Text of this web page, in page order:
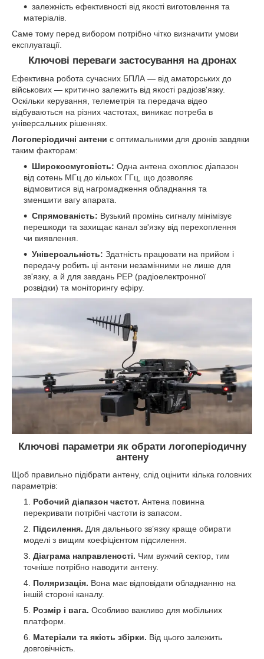
залежність ефективності від якості виготовлення та
матеріалів.
Саме тому перед вибором потрібно чітко визначити умови
експлуатації.
Ключові переваги застосування на дронах
Ефективна робота сучасних БПЛА — від аматорських до
військових — критично залежить від якості радіозв'язку.
Оскільки керування, телеметрія та передача відео
відбуваються на різних частотах, виникає потреба в
універсальних рішеннях.
Логоперіодичні антени є оптимальними для дронів завдяки
таким факторам:
Широкосмуговість: Одна антена охоплює діапазон
від сотень МГц до кількох ГГц, що дозволяє
відмовитися від нагромадження обладнання та
зменшити вагу апарата.
Спрямованість: Вузький промінь сигналу мінімізує
перешкоди та захищає канал зв'язку від перехоплення
чи виявлення.
Універсальність: Здатність працювати на прийом і
передачу робить ці антени незамінними не лише для
зв'язку, а й для завдань РЕР (радіоелектронної
розвідки) та моніторингу ефіру.
Ключові параметри як обрати логоперіодичну
антену
Щоб правильно підібрати антену, слід оцінити кілька головних
параметрів:
Робочий діапазон частот. Антена повинна
перекривати потрібні частоти із запасом.
Підсилення. Для дальнього зв’язку краще обирати
моделі з вищим коефіцієнтом підсилення.
Діаграма направленості. Чим вужчий сектор, тим
точніше потрібно наводити антену.
Поляризація. Вона має відповідати обладнанню на
іншій стороні каналу.
Розмір і вага. Особливо важливо для мобільних
платформ.
Матеріали та якість збірки. Від цього залежить
довговічність.